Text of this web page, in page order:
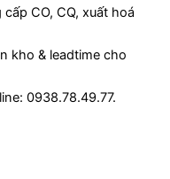
CO, CQ, xuất hoá
kho & leadtime cho
0938.78.49.77.